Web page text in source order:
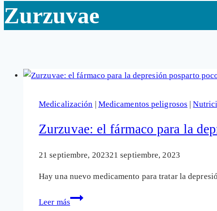
Zurzuvae
Medicalización | Medicamentos peligrosos |
Zurzuvae: el fármaco para la
21 septiembre, 202321 septiembre, 2023
Hay una nuevo medicamento para tratar la
Leer más
Zurzuvae: